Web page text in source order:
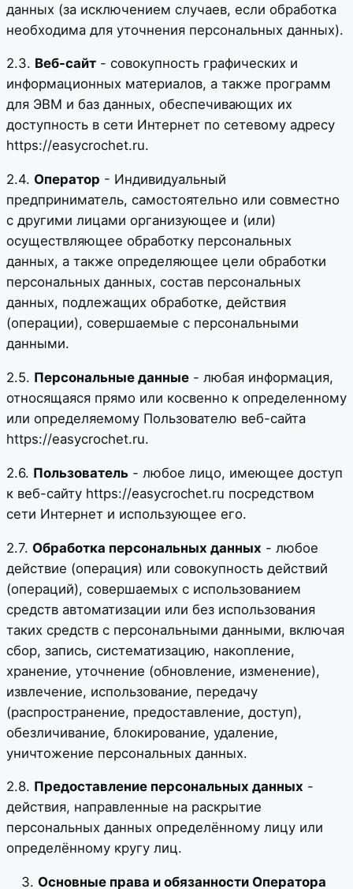
данных (за исключением случаев, если обработка
необходима для уточнения персональных данных).
2.3. Веб-сайт - совокупность графических и
информационных материалов, а также программ
для ЭВМ и баз данных, обеспечивающих их
доступность в сети Интернет по сетевому адресу
https://easycrochet.ru.
2.4. Оператор - Индивидуальный
предприниматель, самостоятельно или совместно
с другими лицами организующее и (или)
осуществляющее обработку персональных
данных, а также определяющее цели обработки
персональных данных, состав персональных
данных, подлежащих обработке, действия
(операции), совершаемые с персональными
данными.
2.5. Персональные данные - любая информация,
относящаяся прямо или косвенно к определенному
или определяемому Пользователю веб-сайта
https://easycrochet.ru.
2.6. Пользователь - любое лицо, имеющее доступ
к веб-сайту https://easycrochet.ru посредством
сети Интернет и использующее его.
2.7. Обработка персональных данных - любое
действие (операция) или совокупность действий
(операций), совершаемых с использованием
средств автоматизации или без использования
таких средств с персональными данными, включая
сбор, запись, систематизацию, накопление,
хранение, уточнение (обновление, изменение),
извлечение, использование, передачу
(распространение, предоставление, доступ),
обезличивание, блокирование, удаление,
уничтожение персональных данных.
2.8. Предоставление персональных данных -
действия, направленные на раскрытие
персональных данных определённому лицу или
определённому кругу лиц.
Основные права и обязанности Оператора